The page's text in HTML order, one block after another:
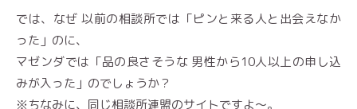
では、なぜ 以前の相談所では「ピンと来る人と出会えなか
った」のに、
マゼンダでは「品の良さそうな 男性から10人以上の申し込
みが入った」のでしょうか？
※ちなみに、同じ相談所連盟のサイトですよ〜。